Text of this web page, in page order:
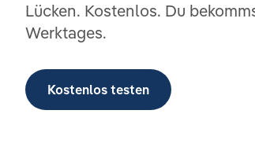
Lücken. Kostenlos. Du
Werktages.
Kostenlos testen